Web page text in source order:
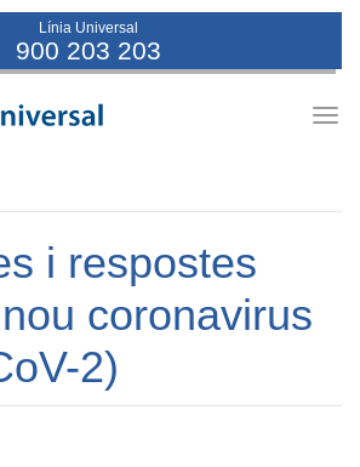
Línia Universal
900 203 203
i respostes
coronavirus
2)